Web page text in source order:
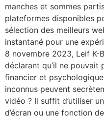
manches et sommes
plateformes disponibles
sélection des meilleurs
instantané pour une
8 novembre 2023, Leif K-
déclarant qu’il ne pouvait
financier et
inconnus peuvent
vidéo ? Il suffit d’utiliser
d’écran ou une fonction